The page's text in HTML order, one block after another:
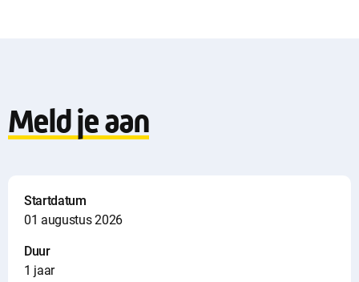
d
Meld je aan
Startdatum
01 augustus 2026
Duur
1 jaar